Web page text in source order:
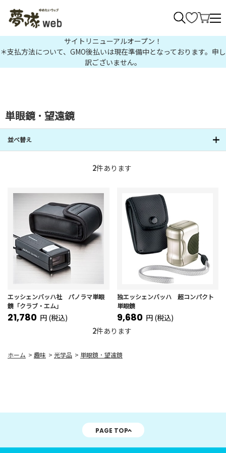
サイトリニューアルオープン！
＊支払方法について、GMO後払いは現在準備中となっております。申し
訳ございません。
単眼鏡 ･ 望遠鏡
並べ替え
2件あります
エッシェンバッハ社 パノラマ単眼
鏡「クラブ・エム」
21,780 円 (税込)
独エッシェンバッハ 超コンパクト
単眼鏡
9,680 円 (税込)
2件あります
ホーム > 趣味 > 光学品 > 単眼鏡 ･ 望遠鏡
PAGE TOP